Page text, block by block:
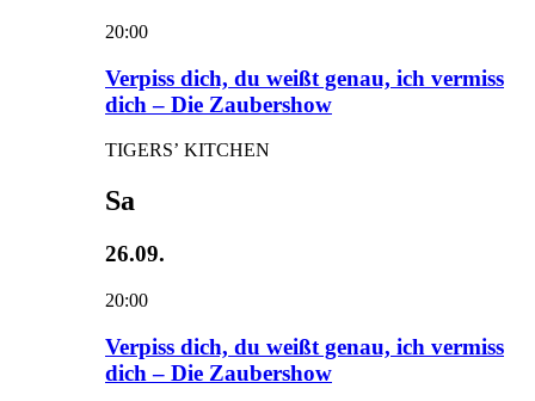
20:00
Verpiss dich, du weißt genau, ich vermiss
dich – Die Zaubershow
TIGERS’ KITCHEN
Sa
26.09.
20:00
Verpiss dich, du weißt genau, ich vermiss
dich – Die Zaubershow